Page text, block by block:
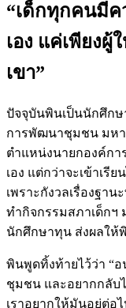
“เด็กทุกคนมีค
เอง แค่เพียง
เขา”
ปัจจุบันพินเป็นนักศึก
การพัฒนาชุมชน มหา
ตำแหน่งนายกองค์ก
เอง แต่กว่าจะเข้าเรี
เพราะกังวลเรื่องฐา
ทำกิจกรรมสภาเด็กฯ
นักศึกษาทุน ส่งผลให้
พินพูดทิ้งท้ายไว้ว่า “
ชุมชน และอยากกลับ
เราอยากให้มันอยู่ต่อ